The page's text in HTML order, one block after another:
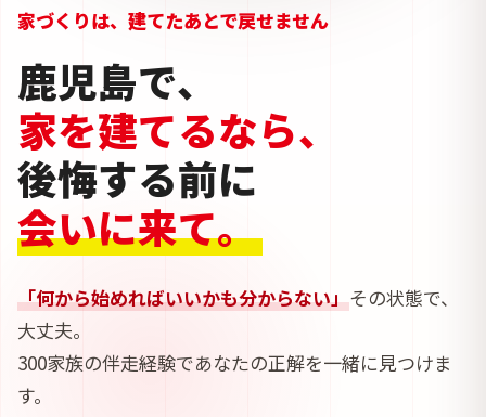
家づくりは、建てたあとで戻せません
鹿児島で、
家を建てるなら、
後悔する前に
会いに来て。
「何から始めればいいかも分からない」その状態で、
大丈夫。
300家族の伴走経験であなたの正解を一緒に見つけま
す。